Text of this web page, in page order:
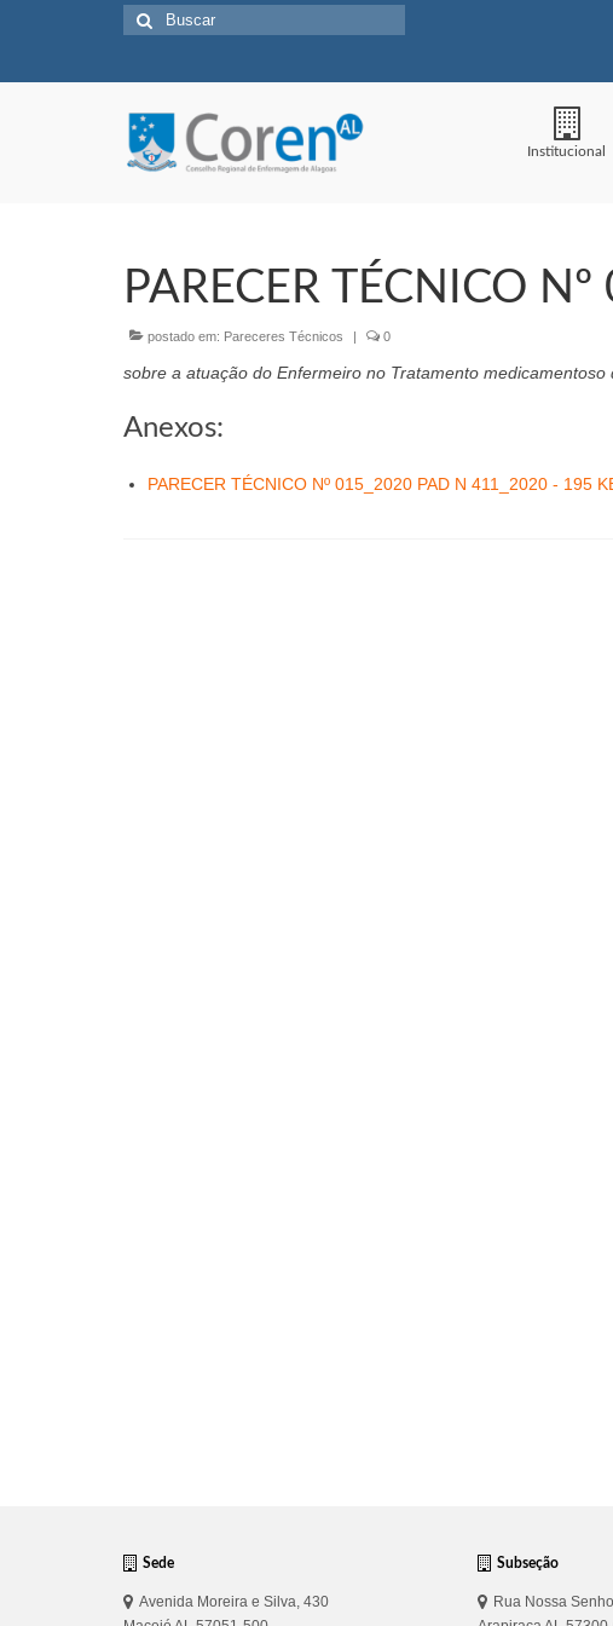
Buscar
por:
Institucional
PARECER TÉCNICO
postado em: Pareceres Técnicos | 0
sobre a atuação do Enfermeiro no Tratamento
Anexos:
PARECER TÉCNICO Nº 015_2020 PAD N 411_2020 - 195
Sede
Avenida Moreira e Silva, 430
Subseção
Rua Nossa